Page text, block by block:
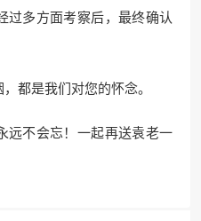
过多方面考察后，最终确认
是我们对您的怀念。
不会忘！一起再送袁老一